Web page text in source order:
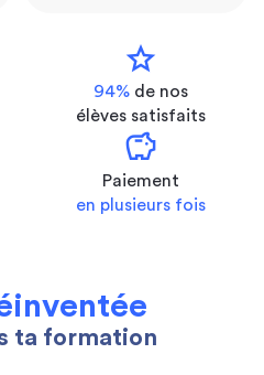
star
94% de nos
élèves satisfaits
savings
Paiement
en plusieurs fois
ta formation